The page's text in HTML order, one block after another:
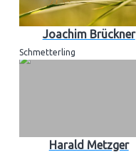
Joachim Brückner
Schmetterling
Harald Metzger